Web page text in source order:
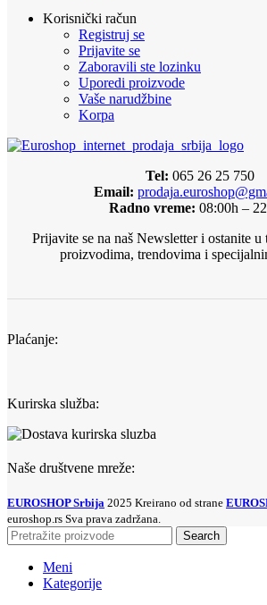
Korisnički račun
Registruj se
Prijavite se
Zaboravili ste lozinku
Uporedi proizvode
Vaše narudžbine
Korpa
Tel: 065 26 25 750
Email:
Radno vreme: 08:00h –
Prijavite se na naš Newsletter i ostanite
proizvodima, trendovima i
Plaćanje:
Kurirska služba:
Naše društvene mreže:
EUROSHOP Srbija 2025 Kreirano od strane
euroshop.rs Sva prava zadržana.
Search
Meni
Kategorije